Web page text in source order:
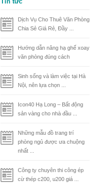
Dịch Vụ Cho Thuê Văn Phòng
Chia Sẻ Giá Rẻ, Đầy ...
Hướng dẫn nâng hạ ghế xoay
văn phòng đúng cách
Sinh sống và làm việc tại Hà
Nội, nên lựa chọn ...
Icon40 Hạ Long – Bất động
sản vàng cho nhà đầu ...
Những mẫu đồ trang trí
phòng ngủ được ưa chuộng
nhất ...
Công ty chuyên thi công ép
cừ thép c200, u200 giá ...